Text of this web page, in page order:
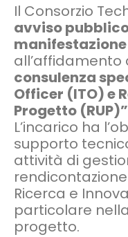
Il Consorzio
avviso
manifestazione
all’affidamento
consulenza
Officer (ITO) e
Progetto (RUP)”
L’incarico ha
supporto
attività di
Ricerca e
particolare
progetto.